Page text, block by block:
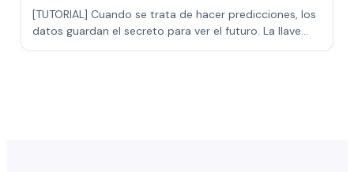
[TUTORIAL] Cuando se trata de hacer predicciones, los
datos guardan el secreto para ver el futuro. La llave
para descubrirlo está en las téc…